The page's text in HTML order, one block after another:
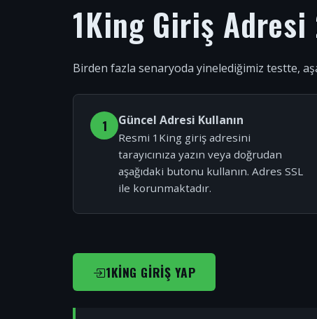
1King Giriş
Birden fazla senaryoda yinelediğimiz testte,
1 Güncel Adresi Kullanın
Resmi 1King giriş adresini
tarayıcınıza yazın veya doğrudan
aşağıdaki butonu kullanın. Adres SSL
ile korunmaktadır.
1KING GIRIŞ YAP